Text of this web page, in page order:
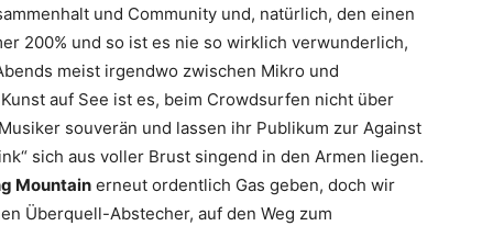
und Community und, natürlich, den einen
200% und so ist es nie so wirklich verwunderlich,
meist irgendwo zwischen Mikro und
auf See ist es, beim Crowdsurfen nicht über
souverän und lassen ihr Publikum zur Against
sich aus voller Brust singend in den Armen liegen.
Mountain erneut ordentlich Gas geben, doch wir
Überquell-Abstecher, auf den Weg zum